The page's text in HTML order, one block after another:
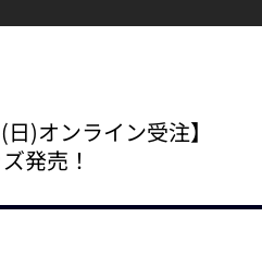
)オンライン受注】
発売！